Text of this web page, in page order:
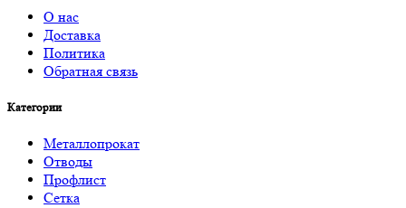
О нас
Доставка
Политика
Обратная связь
Категории
Металлопрокат
Отводы
Профлист
Сетка